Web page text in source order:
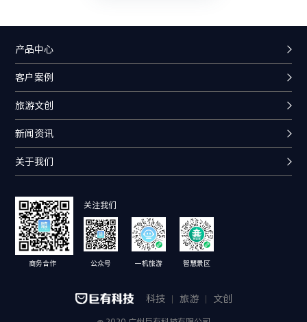
产品中心
客户案例
旅游文创
新闻资讯
关于我们
商务合作
关注我们
公众号 一机旅游 智慧景区
科技 旅游 文创